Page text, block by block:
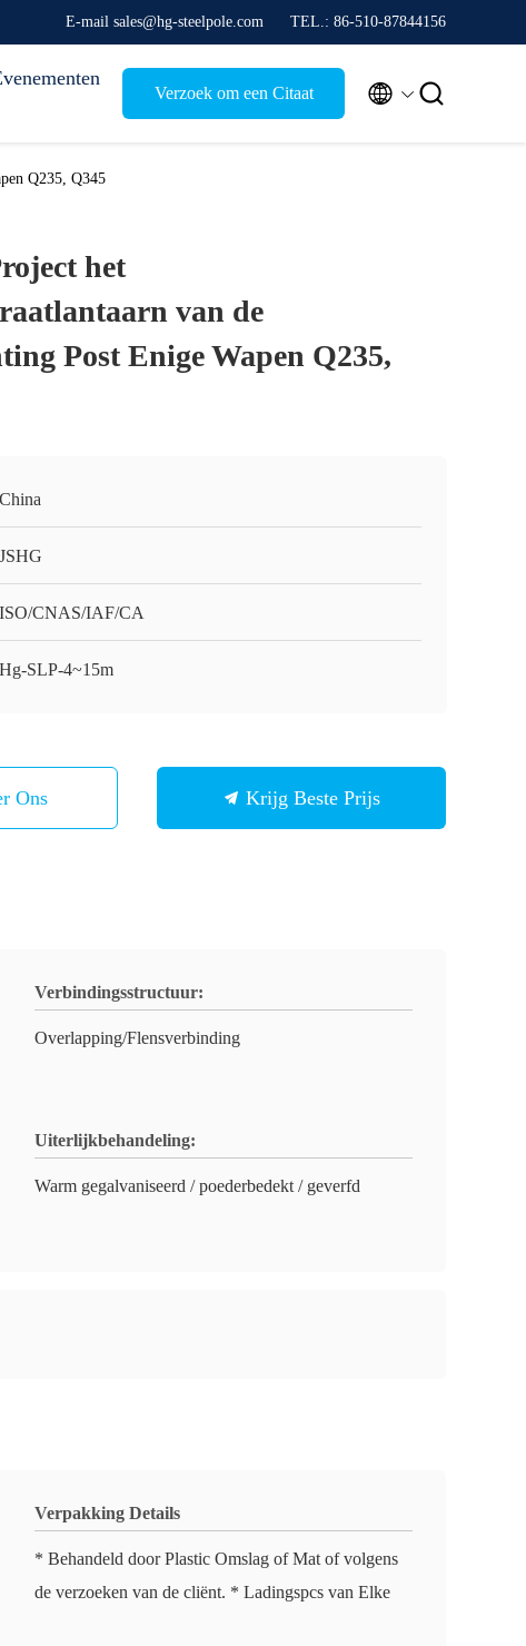
E-mail sales@hg-steelpole.com TEL.: 86-510-87844156
Verzoek om een Citaat  
Q235, Q345
het
van de
Post Enige Wapen Q235,
China
JSHG
ISO/CNAS/IAF/CA
Hg-SLP-4~15m
Ons Krijg Beste Prijs
Verbindingsstructuur:
Overlapping/Flensverbinding
Uiterlijkbehandeling:
Warm gegalvaniseerd / poederbedekt / geverfd
Verpakking Details
* Behandeld door Plastic Omslag of Mat of volgens
de verzoeken van de cliënt. * Ladingspcs van Elke